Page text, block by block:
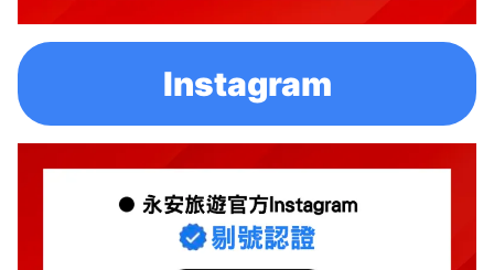
Instagram